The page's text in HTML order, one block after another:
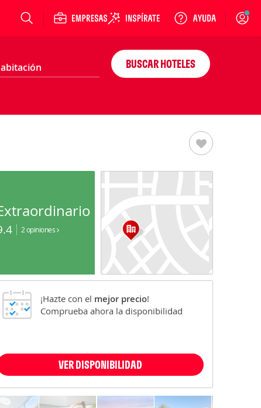
Login
BUSCAR HOTELES
2 opiniones
¡Hazte con el mejor precio!
Comprueba ahora la disponibilidad
VER DISPONIBILIDAD